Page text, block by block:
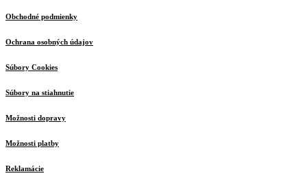
Obchodné podmienky
Ochrana osobných údajov
Súbory Cookies
Súbory na stiahnutie
Možnosti dopravy
Možnosti platby
Reklamácie